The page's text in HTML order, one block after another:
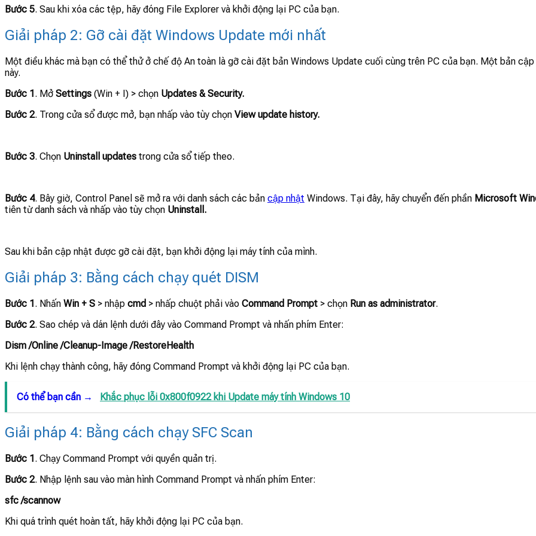
Bước 5. Sau khi xóa các tệp, hãy đóng File Explorer và khởi động lại PC của bạn.
Giải pháp 2: Gỡ cài đặt Windows Update mới nhất
Một điều khác mà bạn có thể thử ở chế độ An toàn là gỡ cài đặt bản Windows Update cuối cùng trên PC của bạn. Một bản
này.
Bước 1. Mở Settings (Win + I) > chọn Updates & Security.
Bước 2. Trong cửa sổ được mở, bạn nhấp vào tùy chọn View update history.
Bước 3. Chọn Uninstall updates trong cửa sổ tiếp theo.
Bước 4. Bây giờ, Control Panel sẽ mở ra với danh sách các bản cập nhật Windows. Tại đây, hãy chuyển đến phần Microsoft
tiên từ danh sách và nhấp vào tùy chọn Uninstall.
Sau khi bản cập nhật được gỡ cài đặt, bạn khởi động lại máy tính của mình.
Giải pháp 3: Bằng cách chạy quét DISM
Bước 1. Nhấn Win + S > nhập cmd > nhấp chuột phải vào Command Prompt > chọn Run as administrator.
Bước 2. Sao chép và dán lệnh dưới đây vào Command Prompt và nhấn phím Enter:
Dism /Online /Cleanup-Image /RestoreHealth
Khi lệnh chạy thành công, hãy đóng Command Prompt và khởi động lại PC của bạn.
Có thể bạn cần → Khắc phục lỗi 0x800f0922 khi Update máy tính Windows 10
Giải pháp 4: Bằng cách chạy SFC Scan
Bước 1. Chạy Command Prompt với quyền quản trị.
Bước 2. Nhập lệnh sau vào màn hình Command Prompt và nhấn phím Enter:
sfc /scannow
Khi quá trình quét hoàn tất, hãy khởi động lại PC của bạn.